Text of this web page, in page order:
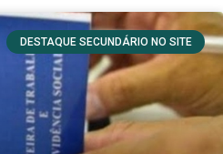
DESTAQUE SECUNDÁRIO NO SITE